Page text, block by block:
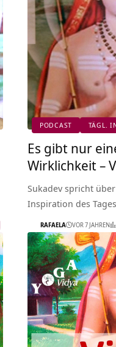
PODCAST TÄGL.
Es gibt nur
Wirklichkeit –
Sukadev spricht
Inspiration des
RAFAELA VOR 7 JAHREN